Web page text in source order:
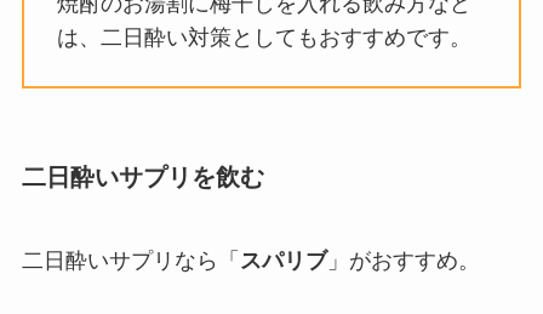
は、二日酔い対策としてもおすすめです。
二日酔いサプリを飲む
二日酔いサプリなら「 スパリブ」がおすすめ。